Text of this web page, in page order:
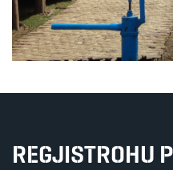
REGJISTROHU